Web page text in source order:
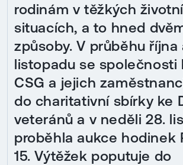
rodinám v těžkých
situacích, a to hned
způsoby. V průběhu října
listopadu se společnosti
CSG a jejich
do charitativní sbírky ke
veteránů a v neděli 28.
proběhla aukce hodinek
15. Výtěžek poputuje do